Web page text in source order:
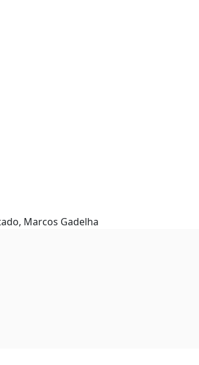
Marcos Gadelha